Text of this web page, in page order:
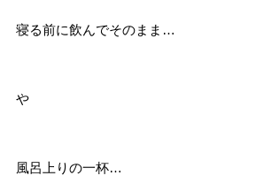
寝る前に飲んでそのまま…
や
風呂上りの一杯…